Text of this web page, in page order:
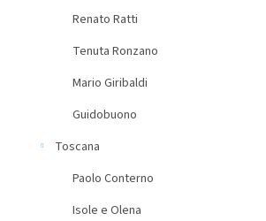
Renato Ratti
Tenuta Ronzano
Mario Giribaldi
Guidobuono
Toscana
Paolo Conterno
Isole e Olena